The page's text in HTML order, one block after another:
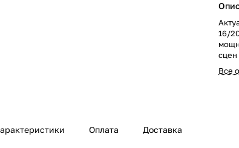
16/
сцен
Все
Оплата Доставка